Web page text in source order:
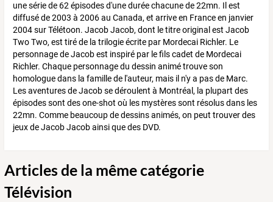
une série de 62 épisodes d'une durée chacune de 22mn. Il est
diffusé de 2003 à 2006 au Canada, et arrive en France en janvier
2004 sur Télétoon. Jacob Jacob, dont le titre original est Jacob
Two Two, est tiré de la trilogie écrite par Mordecai Richler. Le
personnage de Jacob est inspiré par le fils cadet de Mordecai
Richler. Chaque personnage du dessin animé trouve son
homologue dans la famille de l'auteur, mais il n'y a pas de Marc.
Les aventures de Jacob se déroulent à Montréal, la plupart des
épisodes sont des one-shot où les mystères sont résolus dans les
22mn. Comme beaucoup de dessins animés, on peut trouver des
jeux de Jacob Jacob ainsi que des DVD.
Articles de la même catégorie
Télévision